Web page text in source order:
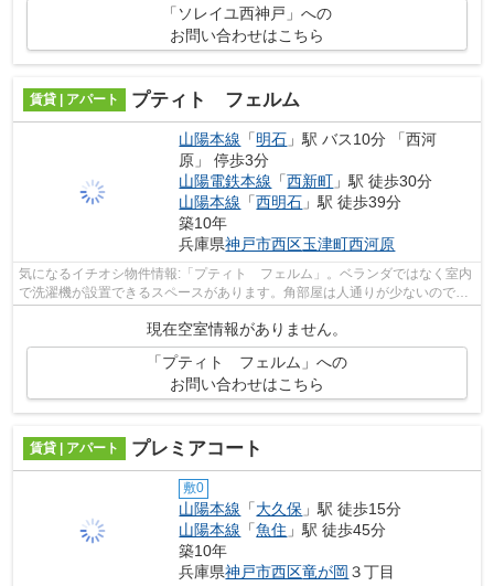
「ソレイユ西神戸」への
お問い合わせはこちら
賃貸 | アパート プティト フェルム
山陽本線 「明石 」駅 バス10分 「西河
原」 停歩3分
山陽電鉄本線 「西新町 」駅 徒歩30分
山陽本線 「西明石 」駅 徒歩39分
築10年
兵庫県神戸市西区玉津町西河原
気になるイチオシ物件情報:「プティト フェルム」。ベランダではなく室内
で洗濯機が設置できるスペースがあります。角部屋は人通りが少ないのでプ
現在空室情報がありません。
「プティト フェルム」への
お問い合わせはこちら
賃貸 | アパート プレミアコート
敷0
山陽本線 「大久保 」駅 徒歩15分
山陽本線 「魚住 」駅 徒歩45分
築10年
兵庫県神戸市西区竜が岡 ３丁目